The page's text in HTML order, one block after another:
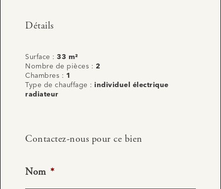
Détails
Surface : 33 m²
Nombre de pièces : 2
Chambres : 1
Type de chauffage : individuel électrique
radiateur
Contactez-nous pour ce bien
Nom *